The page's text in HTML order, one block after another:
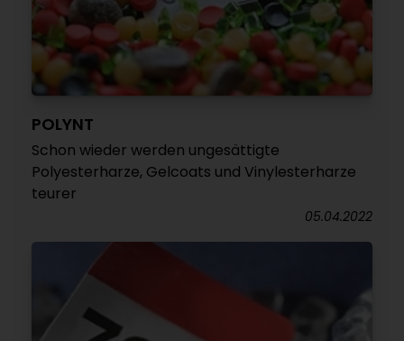
POLYNT
Schon wieder werden ungesättigte
Polyesterharze, Gelcoats und Vinylesterharze
teurer
05.04.2022